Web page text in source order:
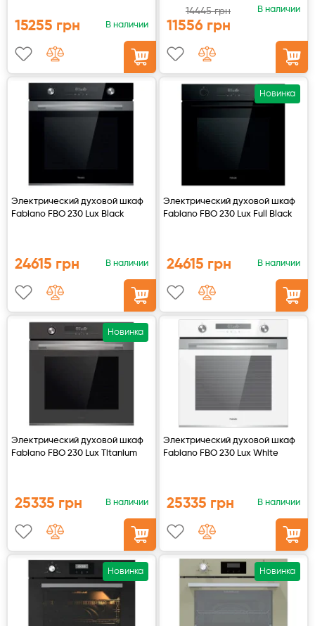
Духовые шкафы
Варочные поверхности
Микроволновые печи
Посудомойки
Стиральные машины
Сушильные машины
Сантехника
Аксессуары
15255 грн В наличии
14445 грн
11556 грн
В наличии
Электрический духовой шкаф
Fabiano FBO 230 Lux Black
24615 грн В наличии
Новинка
Электрический духовой шкаф
Fabiano FBO 230 Lux Full Black
24615 грн В наличии
Новинка
Электрический духовой шкаф
Fabiano FBO 230 Lux Titanium
25335 грн В наличии
Электрический духовой шкаф
Fabiano FBO 230 Lux White
25335 грн В наличии
Новинка Новинка